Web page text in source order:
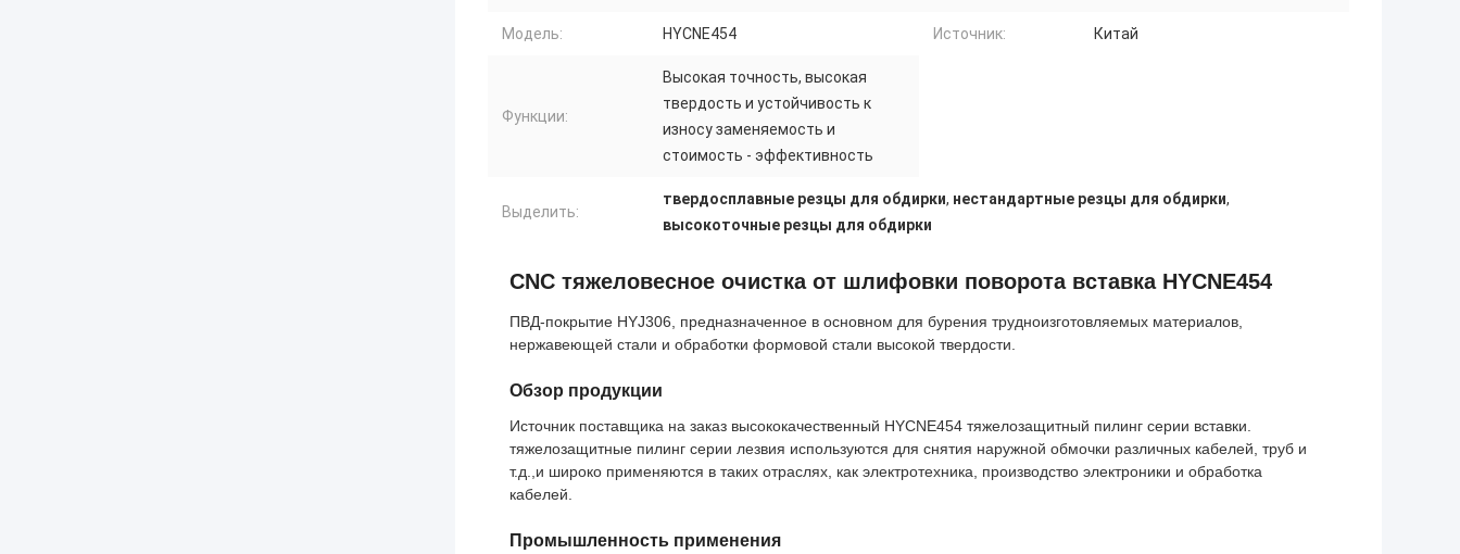
Модель: HYCNE454 Источник: Китай
Функции:
Высокая точность, высокая
твердость и устойчивость к
износу заменяемость и
стоимость - эффективность
Выделить:
твердосплавные резцы для обдирки, нестандартные резцы для обдирки,
высокоточные резцы для обдирки
CNC тяжеловесное очистка от шлифовки поворота вставка HYCNE454
ПВД-покрытие HYJ306, предназначенное в основном для бурения трудноизготовляемых материалов,
нержавеющей стали и обработки формовой стали высокой твердости.
Обзор продукции
Источник поставщика на заказ высококачественный HYCNE454 тяжелозащитный пилинг серии вставки.
тяжелозащитные пилинг серии лезвия используются для снятия наружной обмочки различных кабелей, труб и
т.д.,и широко применяются в таких отраслях, как электротехника, производство электроники и обработка
кабелей.
Промышленность применения